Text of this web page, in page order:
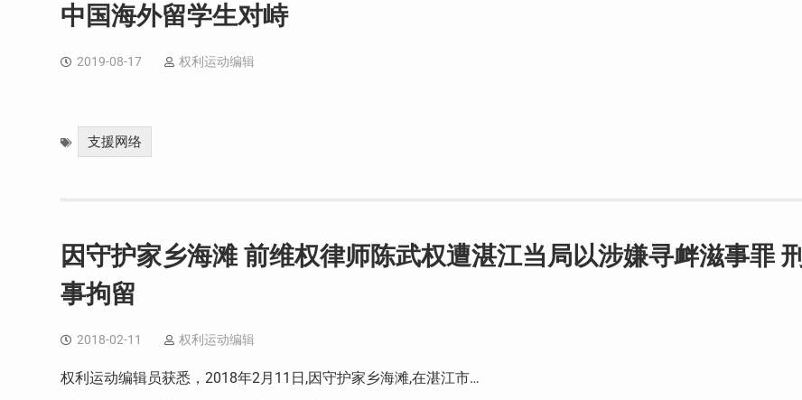
中国海外留学生对峙
2019-08-17 权利运动编辑
支援网络
因守护家乡海滩 前维权律师陈武权遭湛江当局以涉嫌寻衅滋事罪 刑
事拘留
2018-02-11 权利运动编辑
权利运动编辑员获悉，2018年2月11日,因守护家乡海滩,在湛江市…